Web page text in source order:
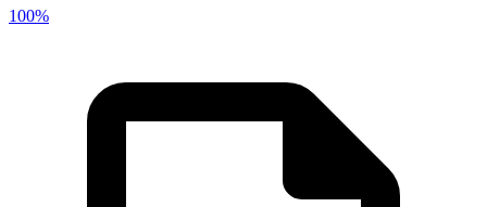
100%